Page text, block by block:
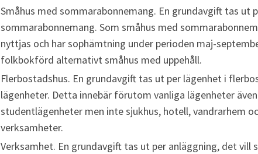
Småhus med sommarabonnemang. En grundavgift tas ut
sommarabonnemang. Som småhus med
nyttjas och har sophämtning under perioden maj-
folkbokförd alternativt småhus med uppehåll.
Flerbostadshus. En grundavgift tas ut per lägenhet i
lägenheter. Detta innebär förutom vanliga lägenheter
studentlägenheter men inte sjukhus, hotell, vandrarhem
verksamheter.
Verksamhet. En grundavgift tas ut per anläggning, det vill